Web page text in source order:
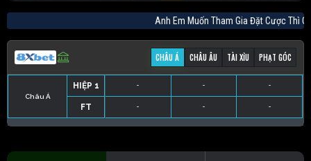
Anh Em Muốn Tham Gia Đặt
CHÂU Á CHÂU ÂU TÀI XỈU PHẠT GÓC
Châu Á
HIỆP 1
FT
- - -
- - -
FT - - -